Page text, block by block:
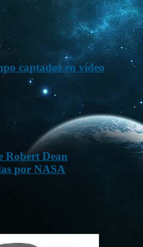
captados en vídeo
Robert Dean
por NASA